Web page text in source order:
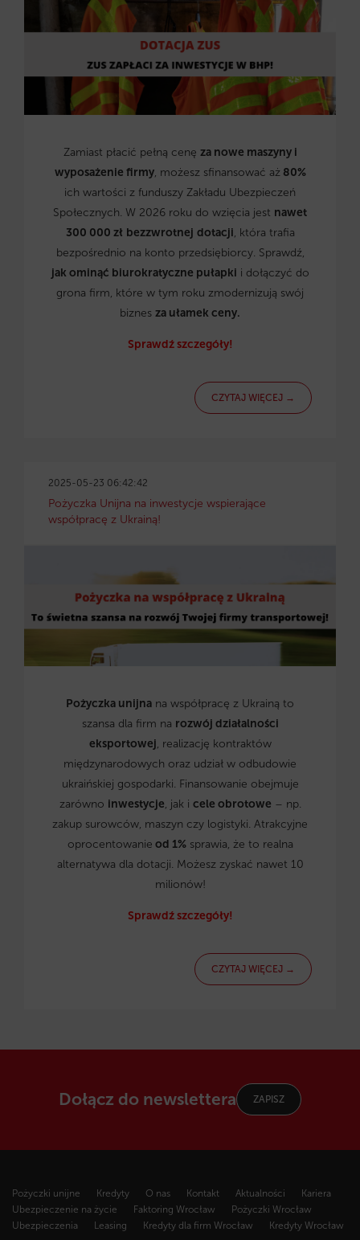
Zamiast płacić pełną cenę za nowe maszyny i
wyposażenie firmy, możesz sfinansować aż80%
ich wartości z funduszy Zakładu Ubezpieczeń
Społecznych. W 2026 roku do wzięcia jest nawet
300 000 zł bezzwrotnej dotacji, która trafia
bezpośrednio na konto przedsiębiorcy. Sprawdź,
jak ominąć biurokratyczne pułapki i dołączyć do
grona firm, które w tym roku zmodernizują swój
biznes za ułamek ceny.
Sprawdź szczegóły!
CZYTAJ WIĘCEJ →
2025-05-23 06:42:42
Pożyczka Unijna na inwestycje wspierające
współpracę z Ukrainą!
Pożyczka unijna na współpracę z Ukrainą to
szansa dla firm na rozwój działalności
eksportowej, realizację kontraktów
międzynarodowych oraz udział w odbudowie
ukraińskiej gospodarki. Finansowanie obejmuje
zarówno inwestycje, jak i cele obrotowe – np.
zakup surowców, maszyn czy logistyki. Atrakcyjne
oprocentowanie od 1%sprawia, że to realna
alternatywa dla dotacji. Możesz zyskać nawet 10
milionów!
Sprawdź szczegóły!
CZYTAJ WIĘCEJ →
Dołącz do newslettera ZAPISZ
Pożyczki unijne Kredyty O nas Kontakt Aktualności
Kariera
Ubezpieczenie na życie
Faktoring Wrocław
Pożyczki Wrocław
Ubezpieczenia
Leasing Kredyty dla firm Wrocław Kredyty Wrocław